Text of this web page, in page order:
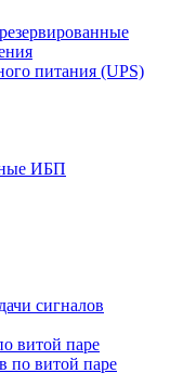
питания (UPS)
ИБП
сигналов
витой паре
по витой паре